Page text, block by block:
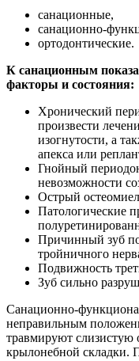
санационные,
санационно-
ортодонтические.
К санационным
факторы и состояния:
Хронический
произвести
изогнутости, а
апекса или
Гнойный
невозможности
Острый
Патологические
Причинный зуб
тройничного
Подвижность
Зуб сильно
Санационно-
неправильным
травмируют слизистую
крылонебной складки.